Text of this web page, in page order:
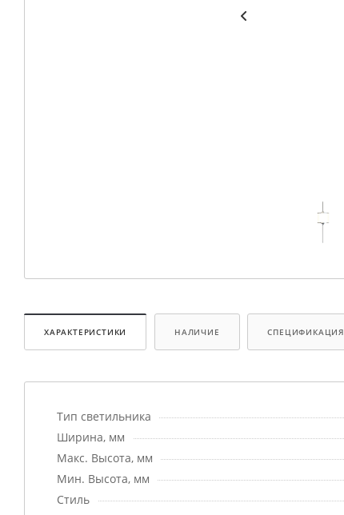
ХАРАКТЕРИСТИКИ НАЛИЧИЕ СПЕЦИФИКАЦИЯ
Тип светильника
Ширина, мм
Макс. Высота, мм
Мин. Высота, мм
Стиль